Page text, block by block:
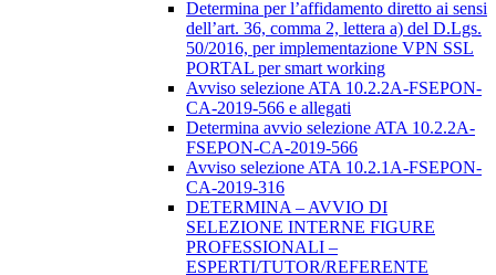
Determina per l’affidamento diretto ai sensi
dell’art. 36, comma 2, lettera a) del D.Lgs.
50/2016, per implementazione VPN SSL
PORTAL per smart working
Avviso selezione ATA 10.2.2A-FSEPON-
CA-2019-566 e allegati
Determina avvio selezione ATA 10.2.2A-
FSEPON-CA-2019-566
Avviso selezione ATA 10.2.1A-FSEPON-
CA-2019-316
DETERMINA – AVVIO DI
SELEZIONE INTERNE FIGURE
PROFESSIONALI –
ESPERTI/TUTOR/REFERENTE